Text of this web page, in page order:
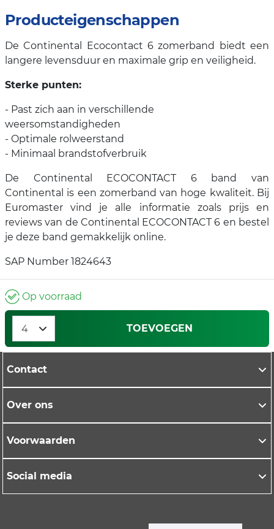
Producteigenschappen
De Continental Ecocontact 6 zomerband biedt een
langere levensduur en maximale grip en veiligheid.
Sterke punten:
- Past zich aan in verschillende
weersomstandigheden
- Optimale rolweerstand
- Minimaal brandstofverbruik
De Continental ECOCONTACT 6 band van
Continental is een zomerband van hoge kwaliteit. Bij
Euromaster vind je alle informatie zoals prijs en
reviews van de Continental ECOCONTACT 6 en bestel
je deze band gemakkelijk online.
SAP Number 1824643
Op voorraad
TOEVOEGEN
Contact
Over ons
Voorwaarden
Social media